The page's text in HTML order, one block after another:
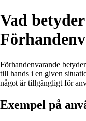
Vad betyder
Förhandenvarande
till hands i en given
något är tillgängligt för
Exempel på